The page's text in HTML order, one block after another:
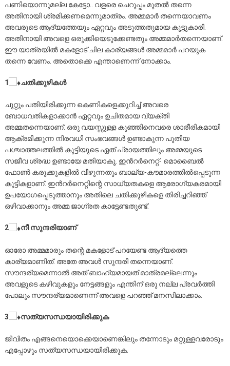
പണിയൊന്നുമല്ല കേട്ടോ.. വളരെ ചെറുപ്പം മുതല്‍ തന്നെ
അതിനായി ശ്രമിക്കണമെന്നുമാത്രം. അമ്മമാര്‍ തന്നെയാവണം
അവരുടെ ആദ്യത്തേയും ഏറ്റവും അടുത്തതുമായ കൂട്ടുകാരി.
അതിനായി അവളെ ഒരുക്കിയെടുക്കേണ്ടതും അമ്മമാര്‍തന്നെയാണ്.
ഈ യാത്രയില്‍ മകളോട് ചില കാര്യങ്ങള്‍ അമ്മമാര്‍ പറയുക
തന്നെ വേണം. അതൊക്കെ എന്താണെന്ന് നോക്കാം.
1 ചതിക്കുഴികൾ
ചുറ്റും പതിയിരിക്കുന്ന കെണികളെക്കുറിച്ച്​ അവരെ
ബോധവതികളാക്കാൻ ഏറ്റവും ഉചിതമായ വ്യക്​തി
അമ്മതന്നെയാണ്​. ഒരു വയസ്സുള്ള കുഞ്ഞിനെവരെ ശാരീരികമായി
ആക്രമിക്കുന്ന നിരവധി സംഭവങ്ങൾ ഉണ്ടാകുന്ന പുതിയ
പശ്ചാത്തലത്തിൽ കുട്ടിയുടെ ഏത്​ പ്രായത്തിലും അമ്മയുടെ
സജീവ ശ്രദ്ധ ഉണ്ടായേ മതിയാകൂ. ഇൻറർനെറ്റ്​- മൊബൈൽ
ഫോൺ കരുക്കുകളിൽ വീഴുന്നതും ബാല്യ-കൗമാരത്തിൽപ്പെടുന്ന
കുട്ടികളാണ്​. ഇൻറർനെറ്റി​​​​​ന്റെ സാധ്യതകളെ ആ​രോഗ്യകരമായി
ഉപയോഗപ്പെടുത്താനും അതിലെ ചതിക്കുഴികളെ തിരിച്ചറിഞ്ഞ്​
ഒഴിവാക്കാനും അമ്മ ജാഗ്രത കാ​ട്ടേണ്ടതുണ്ട്​.
2 നീ സുന്ദരിയാണ്
ഓരോ അമ്മമാരും തന്റെ മകളോട് പറയേണ്ട ആദ്യത്തെ
കാര്യമാണിത്. അതേ അവള്‍ സുന്ദരി തന്നെയാണ്.
സൗന്ദര്യമെന്നാല്‍ അത് ബാഹ്യമായത് മാത്രമല്ലെന്നും
അവളുടെ കഴിവുകളും നേട്ടങ്ങളും എന്തിന് ഒരു നല്ല പ്രവര്‍ത്തി
പോലും സൗന്ദര്യമാണെന്ന് അവളെ പറഞ്ഞ് മനസിലാക്കാം.
3 സത്യസന്ധയായിരിക്കുക
ജീവിതം എങ്ങനെയൊക്കെയാണെങ്കിലും തന്നോടും മറ്റുള്ളവരോടും
എപ്പോഴും സത്യസന്ധയായിരിക്കുക.